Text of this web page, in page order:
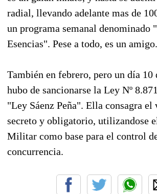
radial, llevando adelante mas de
un programa semanal denominado
Esencias". Pese a todo, es un amigo.
También en febrero, pero un día 10
hubo de sancionarse la Ley Nº
"Ley Sáenz Peña". Ella consagra
secreto y obligatorio, utilizandose
Militar como base para el control
concurrencia.